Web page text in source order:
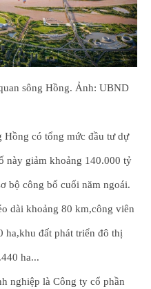
sông Hồng. Ảnh: UBND
Hồng có tổng mức đầu tư dự
này giảm khoảng 140.000 tỷ
bộ công bố cuối năm ngoái.
dài khoảng 80 km,công viên
đất phát triển đô thị
ha...
nghiệp là Công ty cổ phần